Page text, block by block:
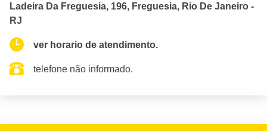
Ladeira Da Freguesia, 196, Freguesia, Rio De Janeiro -
RJ
ver horario de atendimento.
telefone não informado.